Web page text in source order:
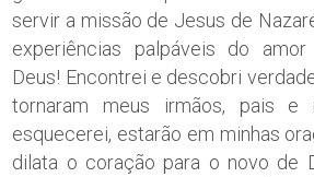
servir a missão de Jesus de
experiências palpáveis do
Deus! Encontrei e descobri
tornaram meus irmãos, pais e
esquecerei, estarão em minhas
dilata o coração para o novo de